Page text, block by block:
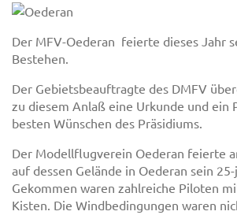
Der MFV-Oederan feierte dieses Jahr
Bestehen.
Der Gebietsbeauftragte des DMFV
zu diesem Anlaß eine Urkunde und ein
besten Wünschen des Präsidiums.
Der Modellflugverein Oederan feierte
auf dessen Gelände in Oederan sein
Gekommen waren zahlreiche Piloten
Kisten. Die Windbedingungen waren